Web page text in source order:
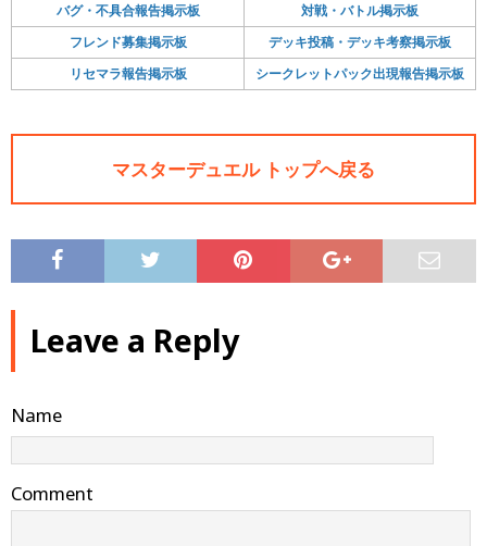
バグ・不具合報告掲示板
対戦・バトル掲示板
フレンド募集掲示板
デッキ投稿・デッキ考察掲示板
リセマラ報告掲示板
シークレットパック出現報告掲示板
マスターデュエル トップへ戻る
Leave a Reply
Name
Comment